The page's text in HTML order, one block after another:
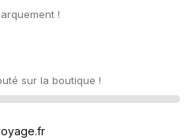
!
sur la boutique !